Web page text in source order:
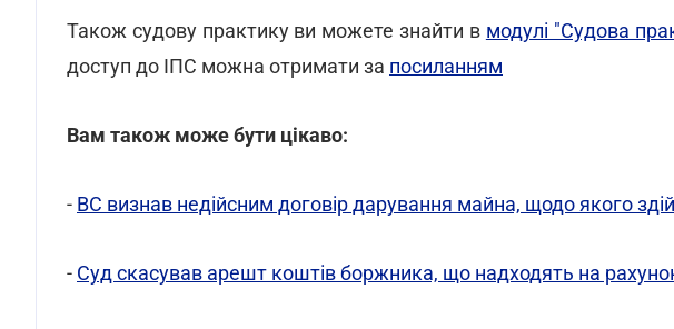
Також судову практику ви можете знайти в модулі "Судова
доступ до ІПС можна отримати за посиланням
Вам також може бути цікаво:
- ВС визнав недійсним договір дарування майна, щодо якого
- Суд скасував арешт коштів боржника, що надходять на